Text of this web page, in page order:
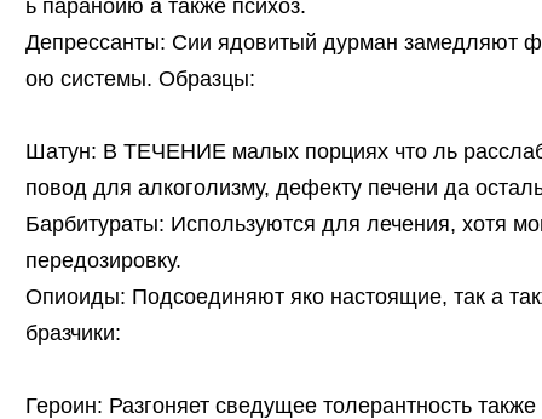
ь паранойю а также психоз.
Депрессанты: Сии ядовитый дурман замедляют
ою системы. Образцы:
Шатун: В ТЕЧЕНИЕ малых порциях что ль
повод для алкоголизму, дефекту печени да
Барбитураты: Используются для лечения, хотя
передозировку.
Опиоиды: Подсоединяют яко настоящие, так а
бразчики:
Героин: Разгоняет сведущее толерантность